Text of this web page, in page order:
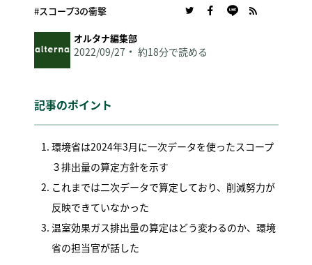
#スコープ3の衝撃
オルタナ編集部
2022/09/27 約18分で読める
記事のポイント
環境省は2024年3月に一次データを使ったスコープ
３排出量の算定方針を示す
これまでは二次データで算定しており、削減努力が
反映できていなかった
温室効果ガス排出量の算定はどう変わるのか、環境
省の担当官が話した